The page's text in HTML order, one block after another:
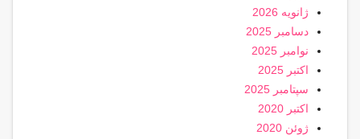
ژانویه 2026
دسامبر 2025
نوامبر 2025
اکتبر 2025
سپتامبر 2025
اکتبر 2020
ژوئن 2020